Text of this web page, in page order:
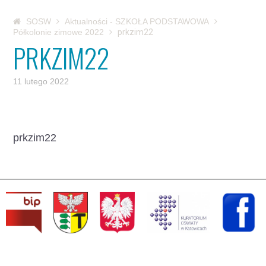
SOSW
Aktualności - SZKOŁA PODSTAWOWA
Półkolonie zimowe 2022
prkzim22
PRKZIM22
11 lutego 2022
prkzim22